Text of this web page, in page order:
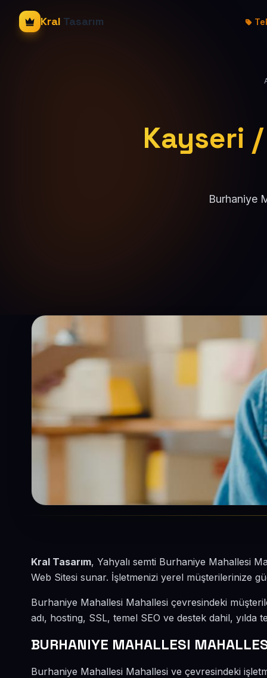
Kral Tasarım
Kayseri
Burhaniye
Kral Tasarım, Yahyalı semti Burhaniye Mahallesi
Web Sitesi sunar. İşletmenizi yerel müşterilerinize
Burhaniye Mahallesi Mahallesi çevresindeki
adı, hosting, SSL, temel SEO ve destek dahil, yılda
BURHANIYE MAHALLESI
Burhaniye Mahallesi Mahallesi ve çevresindeki